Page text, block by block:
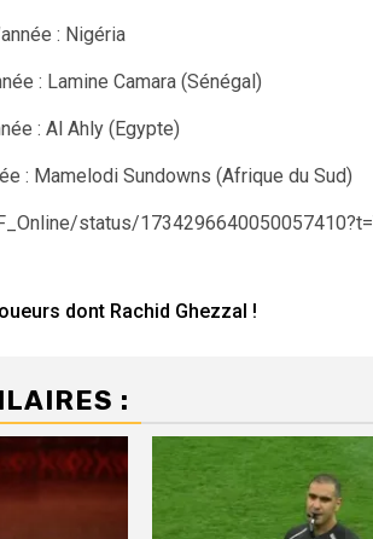
: Nigéria
: Lamine Camara (Sénégal)
: Al Ahly (Egypte)
: Mamelodi Sundowns (Afrique du Sud)
status/
dont Rachid Ghezzal !
: